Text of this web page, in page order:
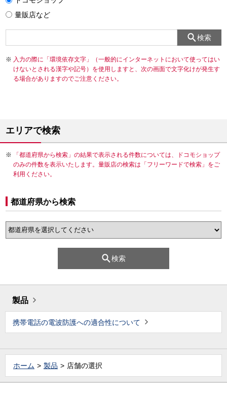
量販店など
検索
入力の際に「環境依存文字」（一般的にインターネットにおいて使ってはい
けないとされる漢字や記号）を使用しますと、次の画面で文字化けが発生す
る場合がありますのでご注意ください。
エリアで検索
「都道府県から検索」の結果で表示される件数については、ドコモショップ
のみの件数を表示いたします。量販店の検索は「フリーワードで検索」をご
利用ください。
都道府県から検索
検索
製品
携帯電話の電波防護への適合性について
ホーム 製品 店舗の選択